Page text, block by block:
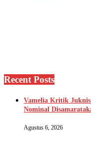
Recent Posts
Vamelia Kritik Juknis
Nominal
Agustus 6, 2026